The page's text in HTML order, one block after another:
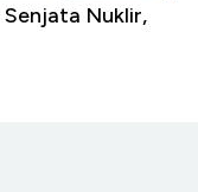
Nuklir,